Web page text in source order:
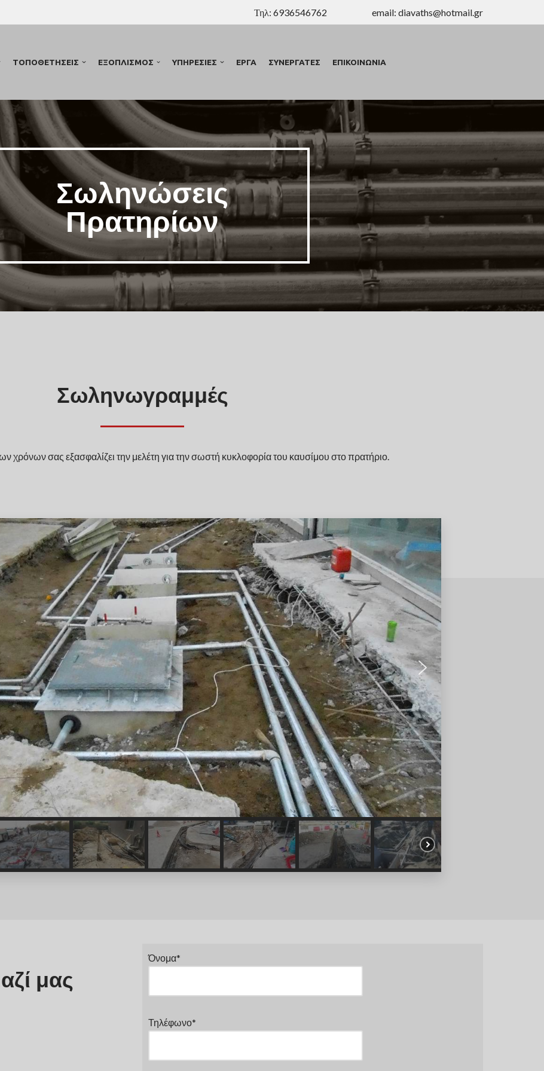
Τηλ: 6936546762 email: diavaths@hotmail.gr
ΤΟΠΟΘΕΤΗΣΕΙΣ ΕΞΟΠΛΙΣΜΟΣ ΥΠΗΡΕΣΙΕΣ ΕΡΓΑ ΣΥΝΕΡΓΑΤΕΣ ΕΠΙΚΟΙΝΩΝΙΑ
Σωληνώσεις
Πρατηρίων
Σωληνωγραμμές
χρόνων σας εξασφαλίζει την μελέτη για την σωστή κυκλοφορία του καυσίμου στο πρατήριο.
μας
Όνομα*
Τηλέφωνο*